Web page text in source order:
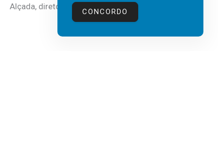
Alçada, diretor executivo da...
CONCORDO